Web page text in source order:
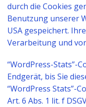
durch die Cookies
Benutzung unserer
USA gespeichert.
Verarbeitung und
“WordPress-Stats”-
Endgerät, bis Sie
“WordPress Stats”-
Art. 6 Abs. 1 lit. f